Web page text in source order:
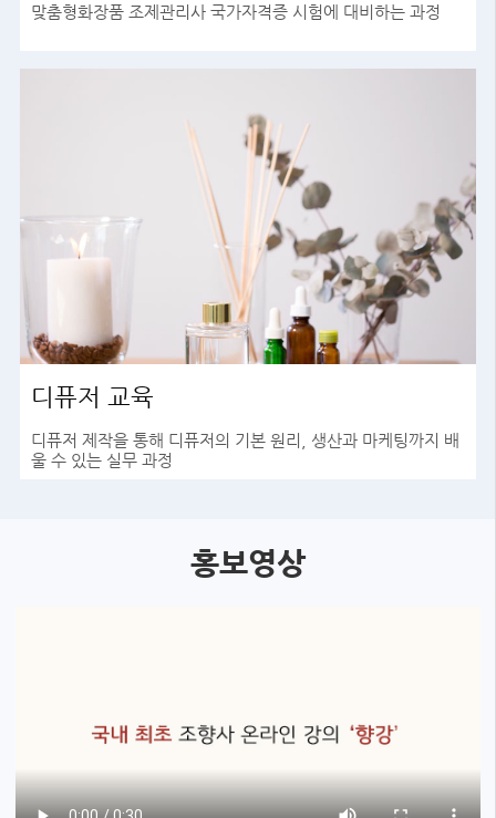
맞춤형화장품 조제관리사 국가자격증 시험에 대비하는 과정
디퓨저 교육
디퓨저 제작을 통해 디퓨저의 기본 원리, 생산과 마케팅까지 배
울 수 있는 실무 과정
홍보영상